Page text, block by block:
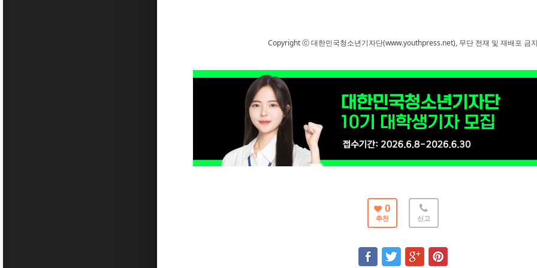
Copyright ⓒ 대한민국청소년기자단(www.youthpress.net), 무단 전재 및 재배포 금
0
추천 신고